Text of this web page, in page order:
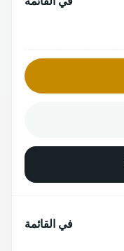
في القائمة